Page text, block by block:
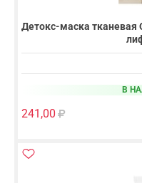
Детокс-маска тканевая
В
241,00